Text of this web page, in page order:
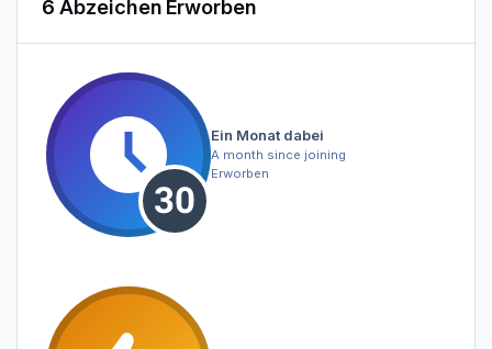
6 Abzeichen Erworben
Ein Monat dabei
A month since joining
Erworben